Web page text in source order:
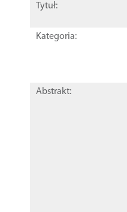
Tytuł:
Kategoria:
Abstrakt: